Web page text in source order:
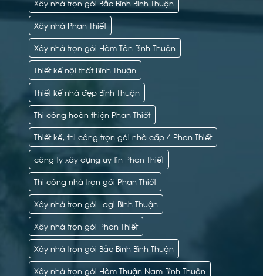
Xây nhà trọn gói Bắc Bình Bình Thuận
Xây nhà Phan Thiết
Xây nhà trọn gói Hàm Tân Bình Thuận
Thiết kế nội thất Bình Thuận
Thiết kế nhà đẹp Bình Thuận
Thi công hoàn thiện Phan Thiết
Thiết kế, thi công trọn gói nhà cấp 4 Phan Thiết
công ty xây dựng uy tín Phan Thiết
Thi công nhà trọn gói Phan Thiết
Xây nhà trọn gói Lagi Bình Thuận
Xây nhà trọn gói Phan Thiết
Xây nhà trọn gói Bắc Bình Bình Thuận
Xây nhà trọn gói Hàm Thuận Nam Bình Thuận